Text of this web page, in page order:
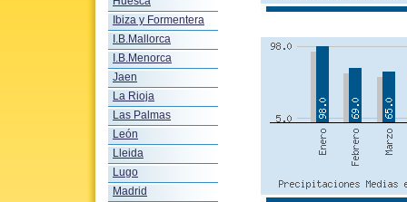
Ibiza y Formentera
I.B.Mallorca
I.B.Menorca
Jaen
La Rioja
Las Palmas
León
Lleida
Lugo
Madrid